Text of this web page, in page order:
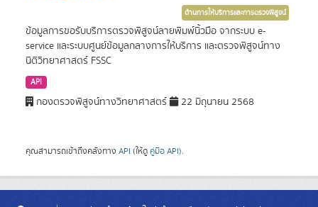
ด้านการให้บริการและการตรวจพิสูจน์
ข้อมูลการขอรับบริการตรวจพิสูจน์ลายพิมพ์นิ้วมือ จากระบบ e-
service และระบบศูนย์ข้อมูลกลางการให้บริการ และตรวจพิสูจน์ทาง
นิติวิทยาศาสตร์ FSSC
API
กองตรวจพิสูจน์ทางวิทยาศาสตร์ 22 มิถุนายน 2568
คุณสามารถเข้าถึงคลังทาง API (ให้ดู คู่มือ API).